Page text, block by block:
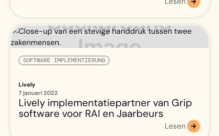
SOFTWARE IMPLEMENTIERUNG
Lively
7 januari 2022
Lively implementatiepartner van Grip
software voor RAI en Jaarbeurs
Lesen